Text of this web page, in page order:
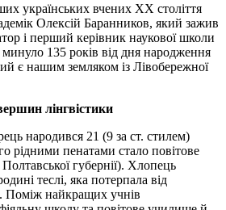
українських вчених XX століття
Олексій Баранников, який зажив
і перший керівник наукової школи
135 років від дня народження
є нашим земляком із Лівобережної
лінгвістики
народився 21 (9 за ст. стилем)
рідними пенатами стало повітове
губернії). Хлопець
теслі, яка потерпала від
Поміж найкращих учнів